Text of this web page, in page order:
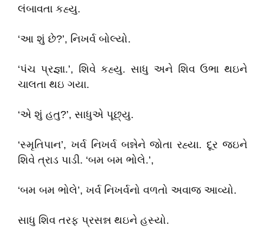
લંબાવતા કહ્યુ.
‘આ શું છે?’, નિખર્વ બોલ્યો.
‘પંચ પ્રજ્ઞા.’, શિવે કહ્યુ. સાધુ અને શિવ ઉભા થઇને
ચાલતા થઇ ગયા.
‘એ શું હતુ?’, સાધુએ પૂછ્યુ.
‘સ્મૃતિપાન’, ખર્વ નિખર્વ બન્નેને જોતા રહ્યા. દૂર જઇને
શિવે ત્રાડ પાડી. ‘બમ બમ ભોલે.’,
‘બમ બમ ભોલે’, ખર્વ નિખર્વનો વળતો અવાજ આવ્યો.
સાધુ શિવ તરફ પ્રસન્ન થઇને હસ્યો.